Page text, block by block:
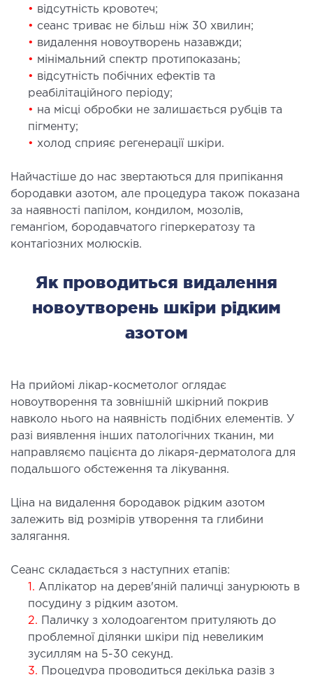
епіляція
косметологія
ЗАХВОРЮВАНЬ
І ЖОВЧНИХ ПРОТОК
хвороб печінки
печінки і жовчних проток
ХІРУРГІЯ
операції під контролем УЗД
стаціонар
інтенсивної терапії
стаціонар
транспортування у Києві та області
хворих)
допомога в Києві
судин
діагностика
• відсутність кровотеч;
• сеанс триває не більш ніж 30 хвилин;
• видалення новоутворень назавжди;
• мінімальний спектр протипоказань;
• відсутність побічних ефектів та
реабілітаційного періоду;
• на місці обробки не залишається рубців та
пігменту;
• холод сприяє регенерації шкіри.
Найчастіше до нас звертаються для припікання
бородавки азотом, але процедура також показана
за наявності папілом, кондилом, мозолів,
гемангіом, бородавчатого гіперкератозу та
контагіозних молюсків.
Як проводиться видалення
новоутворень шкіри рідким
азотом
На прийомі лікар-косметолог оглядає
новоутворення та зовнішній шкірний покрив
навколо нього на наявність подібних елементів. У
разі виявлення інших патологічних тканин, ми
направляємо пацієнта до лікаря-дерматолога для
подальшого обстеження та лікування.
Ціна на видалення бородавок рідким азотом
залежить від розмірів утворення та глибини
залягання.
Сеанс складається з наступних етапів:
1. Аплікатор на дерев'яній паличці занурюють в
посудину з рідким азотом.
2. Паличку з холодоагентом притуляють до
проблемної ділянки шкіри під невеликим
зусиллям на 5-30 секунд.
3. Процедура проводиться декілька разів з